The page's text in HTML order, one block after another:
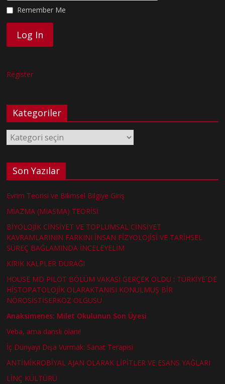
Remember Me
Register
Kategoriler
Kategoriler
Son Yazılar
Evrim Teorisi ve Bilimsel Bilgiye Giriş
MİAZMA (MIASMA) TEORİSİ
BİYOLOJİK CİNSİYET VE TOPLUMSAL CİNSİYET
KAVRAMLARININ FARKINI İNSAN FİZYOLOJİSİ VE TARİHSEL
SÜREÇ BAĞLAMINDA İNCELEYELİM
KIRIK KALPLER DURAĞI
HOUSE MD PİLOT BÖLÜM VAKASI GERÇEK OLDU : TÜRKİYE´DE
HİSTOPATOLOJİK OLARAKTANISI KONULMUŞ BİR
NÖROSİSTİSERKOZ OLGUSU
Anaksimenes: Milet Okulunun Son Üyesi
Veba, ama danslı olanı!
İç Dünyayı Dışa Vurmak: Sanat Terapisi
ANTİMİKROBİYAL AJAN OLARAK LİPİTLER VE ESANS YAĞLARI
LİNÇ KÜLTÜRÜ